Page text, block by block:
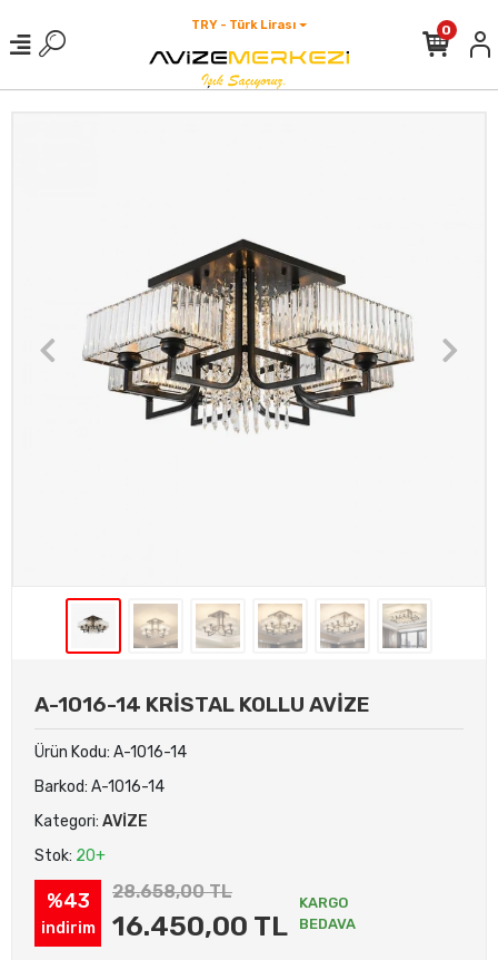
TRY - Türk Lirası 0
A-1016-14 KRİSTAL KOLLU AVİZE
Ürün Kodu: A-1016-14
Barkod: A-1016-14
Kategori: AVİZE
Stok: 20+
%43
indirim
28.658,00 TL
16.450,00 TL
KARGO
BEDAVA